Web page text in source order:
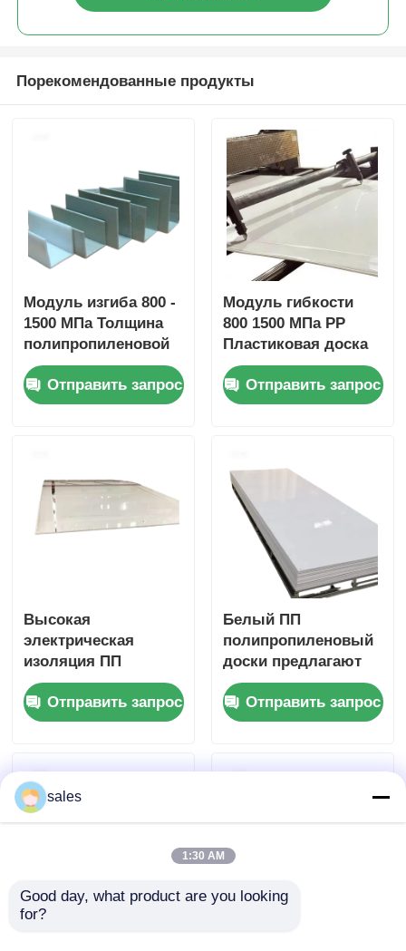
Порекомендованные продукты
Модуль изгиба 800 -
1500 МПа Толщина
полипропиленовой
доски PP обычно
составляет от 1 мм
до 20 мм Идеально
Отправить запрос
Модуль гибкости
800 1500 МПа PP
Пластиковая доска
Полипропиленовый
лист устойчивый к
кислотам Прочный
веществ
Отправить запрос
Высокая
электрическая
изоляция ПП
толщина
пластиковой доски
обычно колеблется
для электрического
и механического
использования
Отправить запрос
Белый ПП
полипропиленовый
доски предлагают
отличную
химическую
устойчивость
Отправить запрос
sales
1:30 AM
Good day, what product are you looking
for?